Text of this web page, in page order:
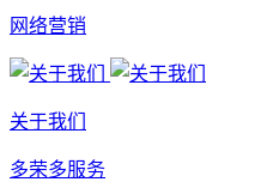
网络营销
关于我们
多荣多服务